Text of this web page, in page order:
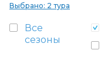
Выбрано: 2 тура
Все
сезоны